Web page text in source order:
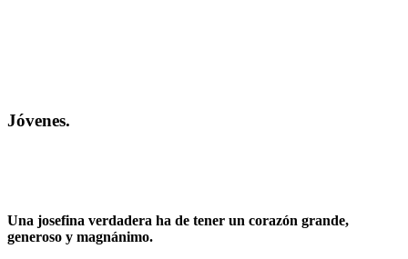
Jóvenes.
Una josefina verdadera ha de tener un corazón grande,
generoso y magnánimo.